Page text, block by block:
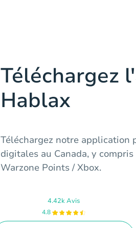
Téléchargez
Hablax
Téléchargez notre application
digitales au Canada, y
Warzone Points / Xbox.
4.42k Avis
4.8